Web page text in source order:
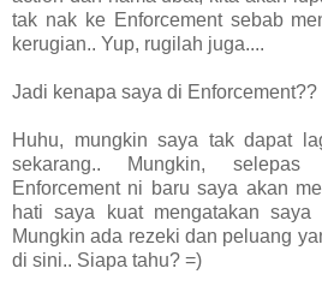
tak nak ke Enforcement sebab
kerugian.. Yup, rugilah juga....
Jadi kenapa saya di Enforcement??
Huhu, mungkin saya tak dapat
sekarang.. Mungkin,
Enforcement ni baru saya akan
hati saya kuat mengatakan saya
Mungkin ada rezeki dan peluang
di sini.. Siapa tahu? =)